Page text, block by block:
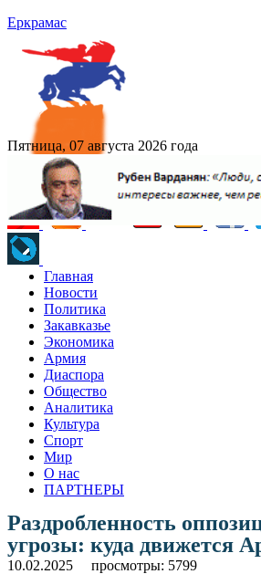
Еркрамас
Пятница, 07 августа 2026 года
Главная
Новости
Политика
Закавказье
Экономика
Армия
Диаспора
Общество
Аналитика
Культура
Спорт
Мир
О нас
ПАРТНЕРЫ
Раздробленность
угрозы: куда движется
10.02.2025 просмотры: 5799